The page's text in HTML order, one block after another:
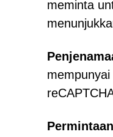
meminta